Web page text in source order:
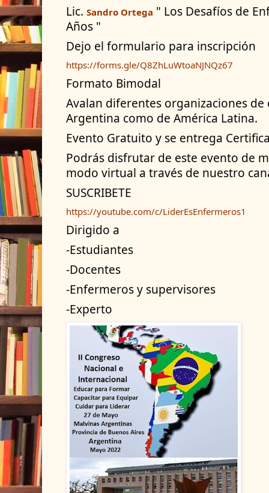
Lic. Sandro Ortega " Los Desafíos de
Años "
Dejo el formulario para inscripción
https://forms.gle/Q8ZhLuWtoaNJNQz67
Formato Bimodal
Avalan diferentes organizaciones
Argentina como de América Latina.
Evento Gratuito y se entrega
Podrás disfrutar de este evento de
modo virtual a través de nuestro
SUSCRIBETE
https://youtube.com/c/LiderEsEnfermeros1
Dirigido a
-Estudiantes
-Docentes
-Enfermeros y supervisores
-Experto